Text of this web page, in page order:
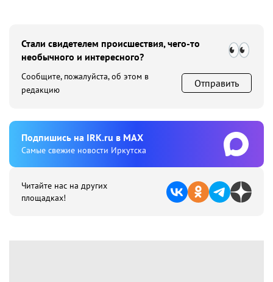
Стали свидетелем происшествия, чего-то
необычного и интересного?
Сообщите, пожалуйста, об этом в
редакцию
Отправить
Подпишиcь на IRK.ru в MAX
Cамые свежие новости Иркутска
Читайте нас на других
площадках!